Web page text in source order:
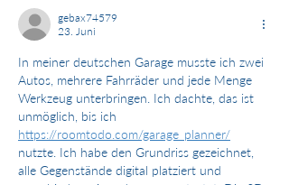
gebax74579
23. Juni
In meiner deutschen Garage musste ich zwei
Autos, mehrere Fahrräder und jede Menge
Werkzeug unterbringen. Ich dachte, das ist
unmöglich, bis ich
https://roomtodo.com/garage_planner/
nutzte. Ich habe den Grundriss gezeichnet,
alle Gegenstände digital platziert und